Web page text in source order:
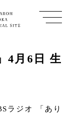
4月6日 生
ラジオ 「あり